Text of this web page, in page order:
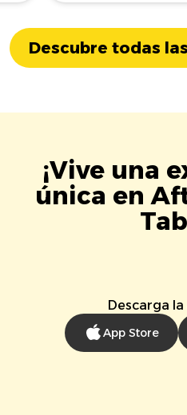
Descubre todas
¡Vive una
única en
Descarga
App Store